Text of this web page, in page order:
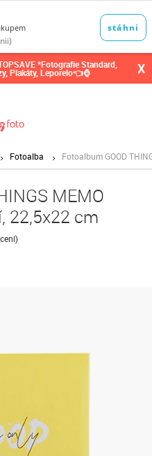
*Fotografie Standard,
Plakáty, Leporelo👈⌚ X
Fotoalba Fotoalbum GOOD
MEMO
22,5x22 cm
)